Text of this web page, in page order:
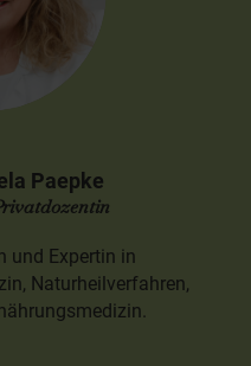
Paepke
und Expertin in
Naturheilverfahren,